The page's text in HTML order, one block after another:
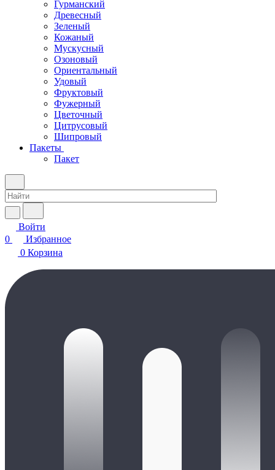
Гурманский
Древесный
Зеленый
Кожаный
Мускусный
Озоновый
Ориентальный
Удовый
Фруктовый
Фужерный
Цветочный
Цитрусовый
Шипровый
Пакеты
Пакет
Войти
0
Избранное
0 Корзина